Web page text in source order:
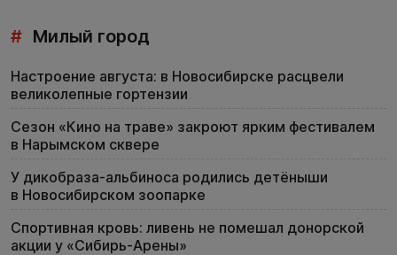
# Милый город
Настроение августа: в Новосибирске расцвели
великолепные гортензии
Сезон «Кино на траве» закроют ярким фестивалем
в Нарымском сквере
У дикобраза-альбиноса родились детёныши
в Новосибирском зоопарке
Спортивная кровь: ливень не помешал донорской
акции у «Сибирь-Арены»